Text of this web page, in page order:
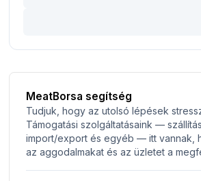
MeatBorsa segítség
Tudjuk, hogy az utolsó lépések
Támogatási szolgáltatásaink —
import/export és egyéb — itt vannak,
az aggodalmakat és az üzletet a